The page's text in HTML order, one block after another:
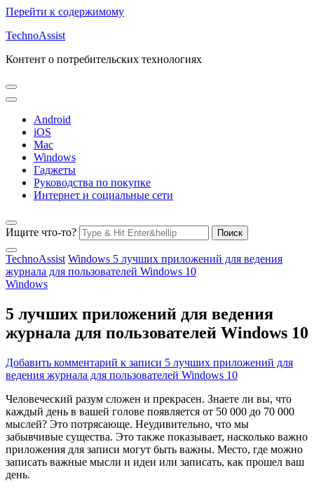
Перейти к содержимому
TechnoAssist
Контент о потребительских технологиях
Android
iOS
Mac
Windows
Гаджеты
Руководства по покупке
Интернет и социальные сети
Ищите что-то?
TechnoAssist Windows 5 лучших приложений для ведения
журнала для пользователей Windows 10
Windows
5 лучших приложений для ведения
журнала для пользователей Windows 10
Добавить комментарий к записи 5 лучших приложений для
ведения журнала для пользователей Windows 10
Человеческий разум сложен и прекрасен. Знаете ли вы, что
каждый день в вашей голове появляется от 50 000 до 70 000
мыслей? Это потрясающе. Неудивительно, что мы
забывчивые существа. Это также показывает, насколько важно
приложения для записи могут быть важны. Место, где можно
записать важные мысли и идеи или записать, как прошел ваш
день.